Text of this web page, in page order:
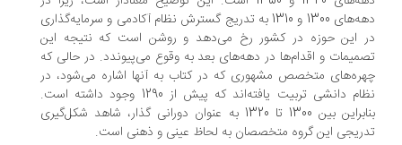
دهه‌های 1300 و 1310 به تدریج گسترش نظام آکادمی و سرمایه‌گذاری
این حوزه در کشور رخ می‌دهد و روشن است که نتیجه این
و اقدام‌ها در دهه‌های بعد به وقوع می‌پیوندد. در حالی که
متخصص مشهوری که در کتاب به آنها اشاره می‌شود، در
نظام دانشی تربیت یافته‌اند که پیش از 1290 وجود داشته است.
بنابراین بین 1300 تا 1320 به عنوان دورانی گذار، شاهد شکل‌گیری
این گروه متخصصان به لحاظ عینی و ذهنی است.